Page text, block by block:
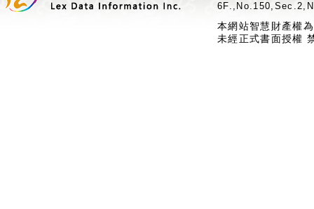
本網站智慧財產權
未經正式書面授權